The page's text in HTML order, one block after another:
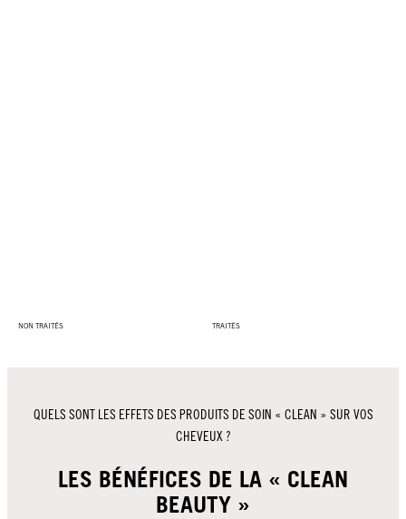
NON TRAITÉS TRAITÉS
QUELS SONT LES EFFETS DES PRODUITS DE SOIN « CLEAN » SUR VOS
CHEVEUX ?
LES BÉNÉFICES DE LA « CLEAN
BEAUTY »